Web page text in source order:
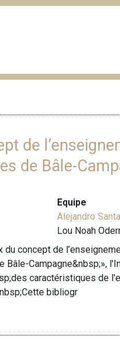
de
de Bâle-
Equipe
Alejandro
Lou Noah
concept de
Campagne&nbsp;»,
caractéristiques de
bibliogr